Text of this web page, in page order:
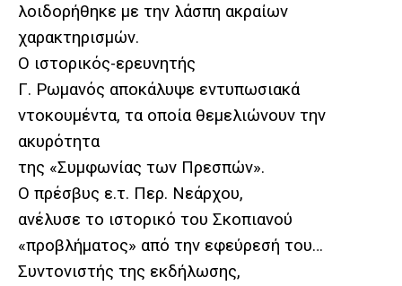
λοιδορήθηκε με την λάσπη ακραίων
χαρακτηρισμών.
Ο ιστορικός-ερευνητής
Γ. Ρωμανός αποκάλυψε εντυπωσιακά
ντοκουμέντα, τα οποία θεμελιώνουν την
ακυρότητα
της «Συμφωνίας των Πρεσπών».
Ο πρέσβυς ε.τ. Περ. Νεάρχου,
ανέλυσε το ιστορικό του Σκοπιανού
«προβλήματος» από την εφεύρεσή του…
Συντονιστής της εκδήλωσης,